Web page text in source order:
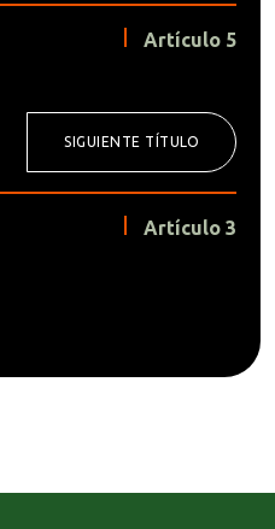
Artículo 5
SIGUIENTE TÍTULO
Artículo 3